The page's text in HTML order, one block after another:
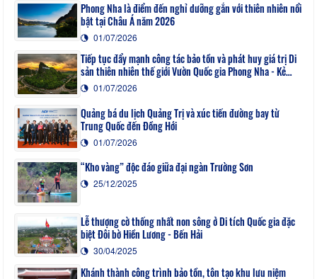
Phong Nha là điểm đến nghỉ dưỡng gắn với thiên nhiên nổi
bật tại Châu Á năm 2026
01/07/2026
Tiếp tục đẩy mạnh công tác bảo tồn và phát huy giá trị Di
sản thiên nhiên thế giới Vườn Quốc gia Phong Nha - Kẻ
Bàng01/07/2026
Quảng bá du lịch Quảng Trị và xúc tiến đường bay từ
Trung Quốc đến Đồng Hới
01/07/2026
“Kho vàng” độc đáo giữa đại ngàn Trường Sơn
25/12/2025
Lễ thượng cờ thống nhất non sông ở Di tích Quốc gia đặc
biệt Đôi bờ Hiền Lương - Bến Hải
30/04/2025
Khánh thành công trình bảo tồn, tôn tạo khu lưu niệm